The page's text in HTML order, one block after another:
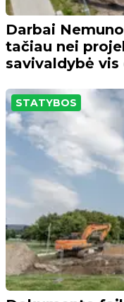
Darbai
tačiau nei
savivaldybė
STATYBOS